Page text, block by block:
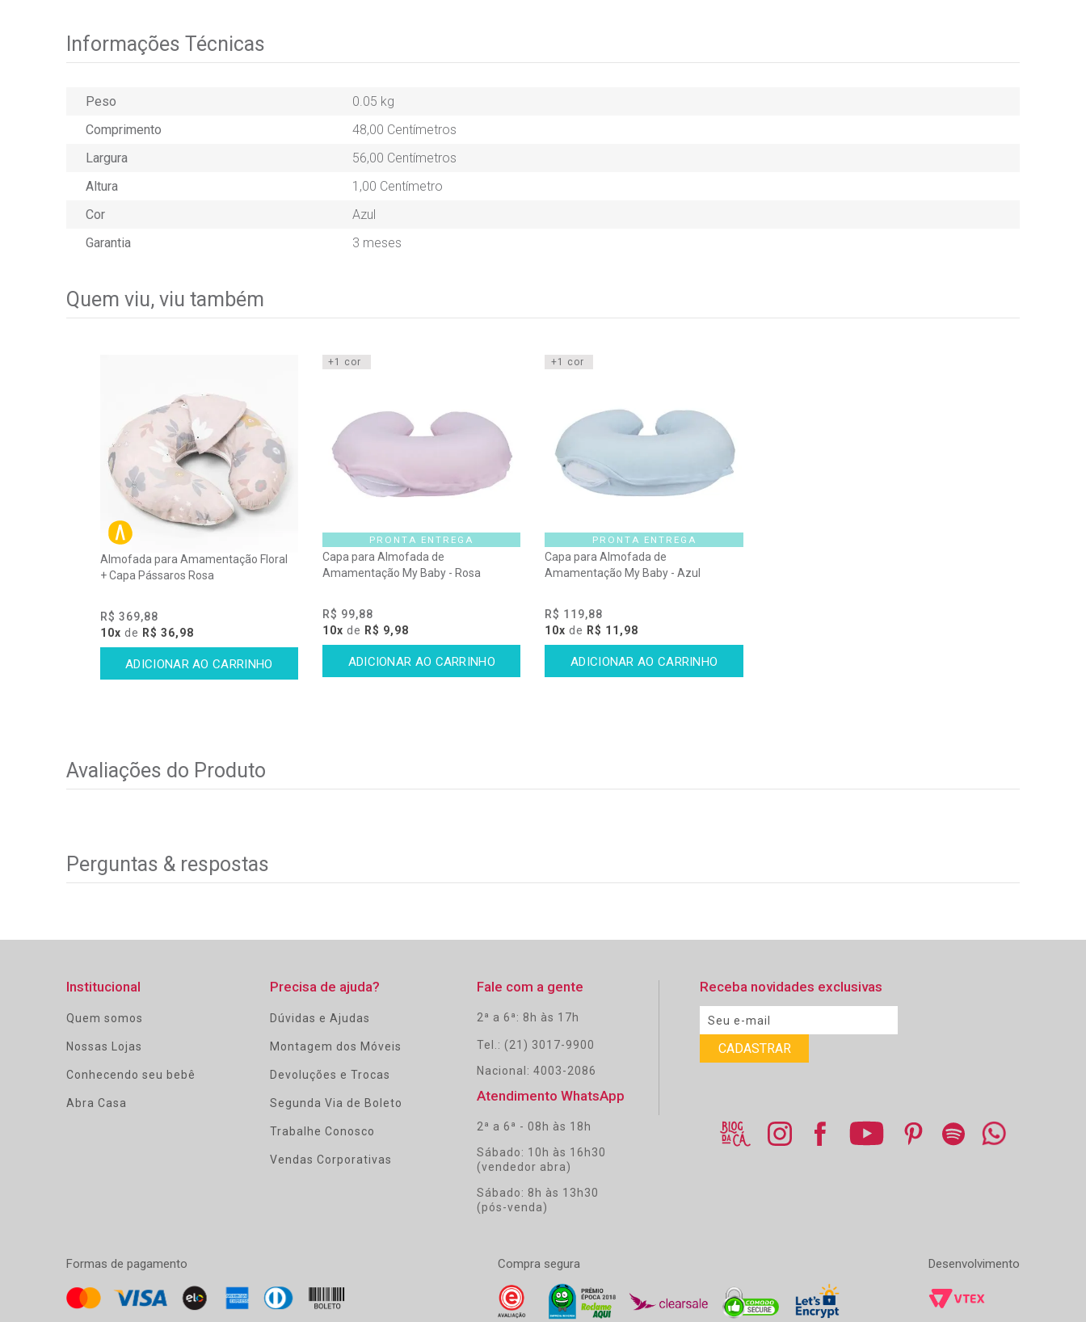
Informações Técnicas
Peso
0.05 kg
Comprimento
48,00 Centímetros
Largura
56,00 Centímetros
Altura
1,00 Centímetro
Cor
Azul
Garantia
3 meses
Quem viu, viu também
Almofada para Amamentação Floral
+ Capa Pássaros Rosa
R$ 369,88
10x de R$ 36,98
+1 cor
PRONTA ENTREGA
Capa para Almofada de
Amamentação My Baby - Rosa
R$ 99,88
10x de R$ 9,98
+1 cor
PRONTA ENTREGA
Capa para Almofada de
Amamentação My Baby - Azul
R$ 119,88
10x de R$ 11,98
Avaliações do Produto
Perguntas & respostas
Institucional
Quem somos
Nossas Lojas
Conhecendo seu bebê
Abra Casa
Precisa de ajuda?
Dúvidas e Ajudas
Montagem dos Móveis
Devoluções e Trocas
Segunda Via de Boleto
Trabalhe Conosco
Vendas Corporativas
Fale com a gente
2ª a 6ª: 8h às 17h
Tel.: (21) 3017-9900
Nacional: 4003-2086
Atendimento WhatsApp
2ª a 6ª - 08h às 18h
Sábado: 10h às 16h30
(vendedor abra)
Sábado: 8h às 13h30
(pós-venda)
Receba novidades exclusivas
Formas de pagamento Compra segura Desenvolvimento